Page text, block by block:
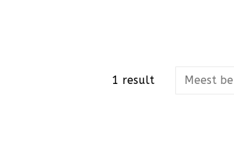
1 result